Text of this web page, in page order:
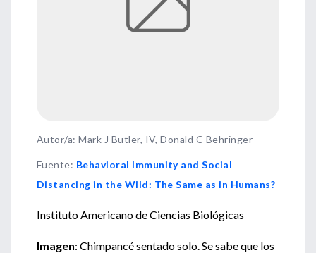
Autor/a: Mark J Butler, IV, Donald C Behringer
Fuente: Behavioral Immunity and Social
Distancing in the Wild: The Same as in Humans?
Instituto Americano de Ciencias Biológicas
Imagen: Chimpancé sentado solo. Se sabe que los